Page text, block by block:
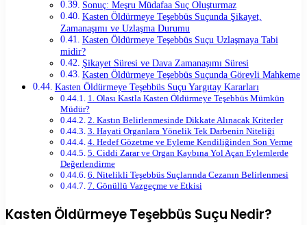
Sonuç: Meşru Müdafaa Suç Oluşturmaz
Kasten Öldürmeye Teşebbüs Suçunda Şikayet,
Zamanaşımı ve Uzlaşma Durumu
Kasten Öldürmeye Teşebbüs Suçu Uzlaşmaya Tabi
midir?
Şikayet Süresi ve Dava Zamanaşımı Süresi
Kasten Öldürmeye Teşebbüs Suçunda Görevli Mahkeme
Kasten Öldürmeye Teşebbüs Suçu Yargıtay Kararları
1. Olası Kastla Kasten Öldürmeye Teşebbüs Mümkün
Müdür?
2. Kastın Belirlenmesinde Dikkate Alınacak Kriterler
3. Hayati Organlara Yönelik Tek Darbenin Niteliği
4. Hedef Gözetme ve Eyleme Kendiliğinden Son Verme
5. Ciddi Zarar ve Organ Kaybına Yol Açan Eylemlerde
Değerlendirme
6. Nitelikli Teşebbüs Suçlarında Cezanın Belirlenmesi
7. Gönüllü Vazgeçme ve Etkisi
Kasten Öldürmeye Teşebbüs Suçu Nedir?